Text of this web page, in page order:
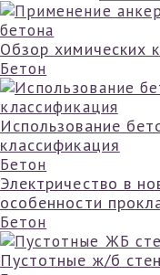
Обзор химических
Бетон
Использование
классификация
Бетон
Электричество в
особенности
Бетон
Пустотные ж/б